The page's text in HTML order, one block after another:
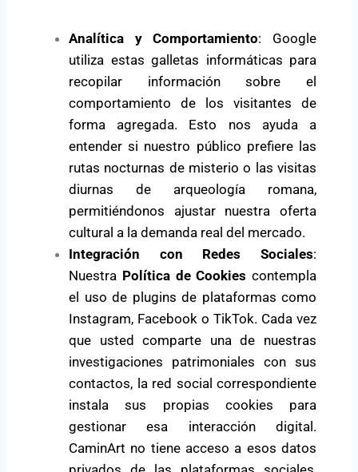
Analítica y Comportamiento: Google
utiliza estas galletas informáticas para
recopilar información sobre el
comportamiento de los visitantes de
forma agregada. Esto nos ayuda a
entender si nuestro público prefiere las
rutas nocturnas de misterio o las visitas
diurnas de arqueología romana,
permitiéndonos ajustar nuestra oferta
cultural a la demanda real del mercado.
Integración con Redes Sociales:
Nuestra Política de Cookies contempla
el uso de plugins de plataformas como
Instagram, Facebook o TikTok. Cada vez
que usted comparte una de nuestras
investigaciones patrimoniales con sus
contactos, la red social correspondiente
instala sus propias cookies para
gestionar esa interacción digital.
CaminArt no tiene acceso a esos datos